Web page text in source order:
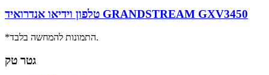
טלפון וידיאו אנדרואיד GRANDSTREAM GXV3450
*התמונות להמחשה בלבד.
גטר טק